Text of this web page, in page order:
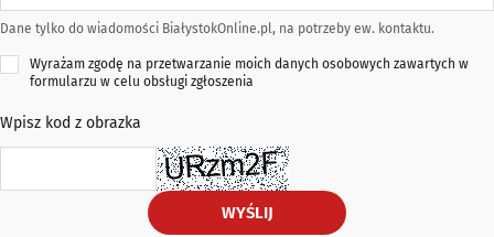
Dane tylko do wiadomości BiałystokOnline.pl, na potrzeby ew. kontaktu.
Wyrażam zgodę na przetwarzanie moich danych osobowych zawartych w
formularzu w celu obsługi zgłoszenia
Wpisz kod z obrazka
WYŚLIJ